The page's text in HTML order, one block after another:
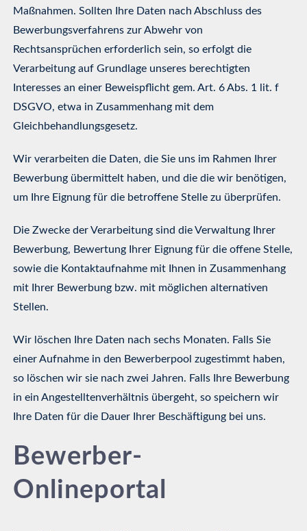
Maßnahmen. Sollten Ihre Daten nach Abschluss des
Bewerbungsverfahrens zur Abwehr von
Rechtsansprüchen erforderlich sein, so erfolgt die
Verarbeitung auf Grundlage unseres berechtigten
Interesses an einer Beweispflicht gem. Art. 6 Abs. 1 lit. f
DSGVO, etwa in Zusammenhang mit dem
Gleichbehandlungsgesetz.
Wir verarbeiten die Daten, die Sie uns im Rahmen Ihrer
Bewerbung übermittelt haben, und die die wir benötigen,
um Ihre Eignung für die betroffene Stelle zu überprüfen.
Die Zwecke der Verarbeitung sind die Verwaltung Ihrer
Bewerbung, Bewertung Ihrer Eignung für die offene Stelle,
sowie die Kontaktaufnahme mit Ihnen in Zusammenhang
mit Ihrer Bewerbung bzw. mit möglichen alternativen
Stellen.
Wir löschen Ihre Daten nach sechs Monaten. Falls Sie
einer Aufnahme in den Bewerberpool zugestimmt haben,
so löschen wir sie nach zwei Jahren. Falls Ihre Bewerbung
in ein Angestelltenverhältnis übergeht, so speichern wir
Ihre Daten für die Dauer Ihrer Beschäftigung bei uns.
Bewerber-
Onlineportal